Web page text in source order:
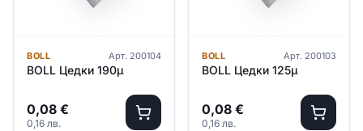
BOLL Арт. 200104
BOLL Цедки 190μ
0,08 €
0,16 лв.
BOLL Арт. 200103
BOLL Цедки 125μ
0,08 €
0,16 лв.